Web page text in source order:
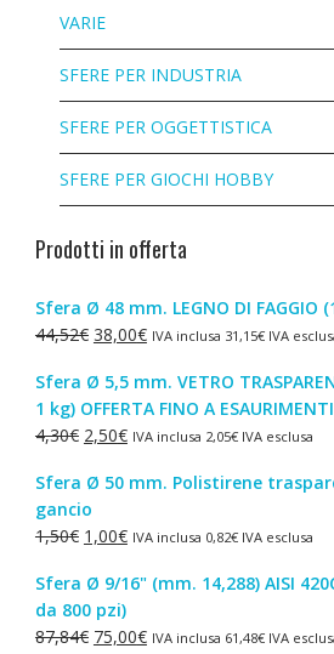
VARIE
SFERE PER INDUSTRIA
SFERE PER OGGETTISTICA
SFERE PER GIOCHI HOBBY
Prodotti in offerta
Sfera Ø 48 mm. LEGNO DI FAGGIO
44,52€ Il
originale
era:
44,52€.
38,00€Il
attuale
è:
38,00€.
IVA inclusa 31,15€IVA
Sfera Ø 5,5 mm. VETRO
1 kg) OFFERTA FINO A
4,30€ Il
originale
era:
4,30€.
2,50€Il
attuale
2,50€.
IVA inclusa 2,05€IVA esclusa
Sfera Ø 50 mm. Polistirene
gancio
1,50€ Il
originale
era:
1,50€.
1,00€Il
attuale
è:
1,00€.
IVA inclusa 0,82€IVA esclusa
Sfera Ø 9/16" (mm. 14,288) AISI
da 800 pzi)
87,84€ Il
75,00€IlIVA inclusa 61,48€IVA